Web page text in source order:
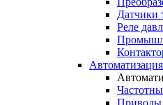
Датчики
Реле
Приводы